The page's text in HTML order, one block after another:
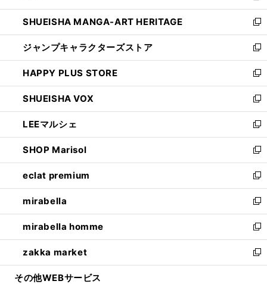
開
く
ウ
で
開
く
し
い
ウ
ィ
ン
ド
ウ
で
開
く
SHUEISHA MANGA-ART HERITAGE
新
し
い
ウ
ィ
ン
ド
ウ
で
開
く
ジャンプキャラクターズストア
新
し
い
ウ
ィ
ン
ド
ウ
で
開
く
HAPPY PLUS STORE
新
し
い
ウ
ィ
ン
ド
ウ
で
開
く
SHUEISHA VOX
新
し
い
ウ
ィ
ン
ド
ウ
で
開
く
LEEマルシェ
新
し
い
ウ
ィ
ン
ド
ウ
で
開
く
SHOP Marisol
新
し
い
ウ
ィ
ン
ド
ウ
で
開
eclat premium
新
し
い
ウ
ィ
ン
ド
ウ
mirabella
新
し
い
ウ
ィ
ン
mirabella homme
新
し
い
ウ
zakka market
新
し
その他WEBサービス